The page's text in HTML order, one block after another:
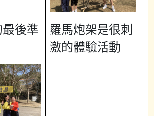
後準
羅馬炮架是很刺
激的體驗活動